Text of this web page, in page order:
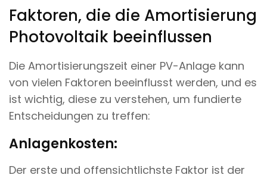
Faktoren, die die Amortisierung
Photovoltaik beeinflussen
Die Amortisierungszeit einer PV-Anlage kann
von vielen Faktoren beeinflusst werden, und es
ist wichtig, diese zu verstehen, um fundierte
Entscheidungen zu treffen:
Anlagenkosten:
Der erste und offensichtlichste Faktor ist der